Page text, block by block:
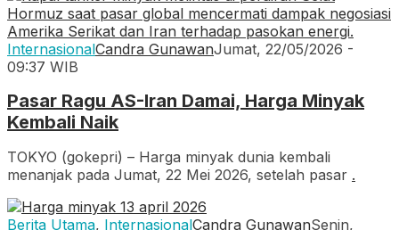
InternasionalCandra GunawanJumat, 22/05/2026 -
09:37 WIB
Pasar Ragu AS-Iran Damai, Harga Minyak
Kembali Naik
TOKYO (gokepri) – Harga minyak dunia kembali
menanjak pada Jumat, 22 Mei 2026, setelah pasar .
Berita Utama, InternasionalCandra GunawanSenin,